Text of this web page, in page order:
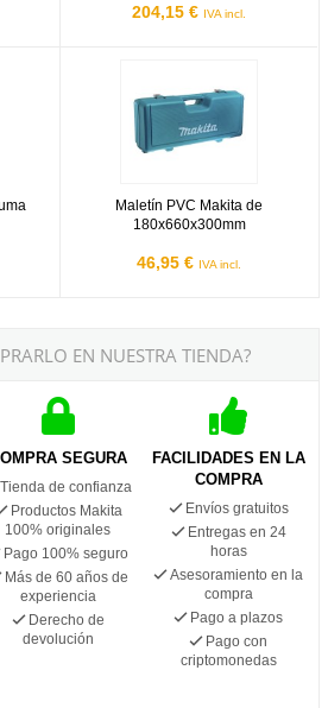
204,15 € IVA incl.
Maletín PVC Makita de
180x660x300mm
46,95 € IVA incl.
EN NUESTRA TIENDA?
SEGURA
Tienda de confianza
Productos Makita
100% originales
Pago 100% seguro
Más de 60 años de
experiencia
Derecho de
devolución
FACILIDADES EN LA
COMPRA
Envíos gratuitos
Entregas en 24
horas
Asesoramiento en la
compra
Pago a plazos
Pago con
criptomonedas